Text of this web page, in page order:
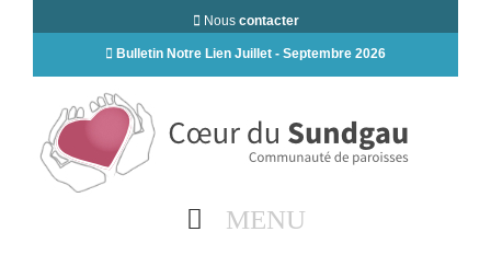
Nous contacter
Bulletin Notre Lien Juillet - Septembre 2026
MENU